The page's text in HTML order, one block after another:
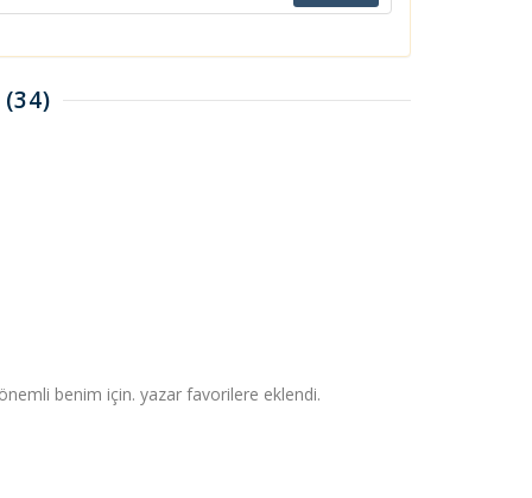
benim için. yazar favorilere eklendi.